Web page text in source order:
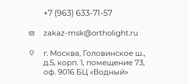
+7 (963) 633-71-57
zakaz-msk@ortholight.ru
г. Москва, Головинское ш.,
д.5, корп. 1, помещение 73,
оф. 9016 БЦ «Водный»